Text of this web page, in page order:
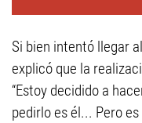
Si bien intentó llegar
explicó que la
“Estoy decidido a
pedirlo es él... Pero